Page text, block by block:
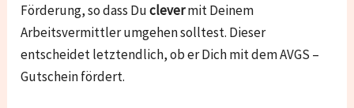
Förderung, so dass Duclevermit Deinem
Arbeitsvermittler umgehen solltest. Dieser
entscheidet letztendlich, ob er Dich mit dem AVGS –
Gutschein fördert.